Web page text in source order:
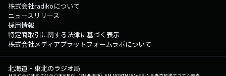
株式会社radikoについて
ニュースリリース
採用情報
特定商取引に関する法律に基づく表示
株式会社メディアプラットフォームラボについて
北海道・東北のラジオ局